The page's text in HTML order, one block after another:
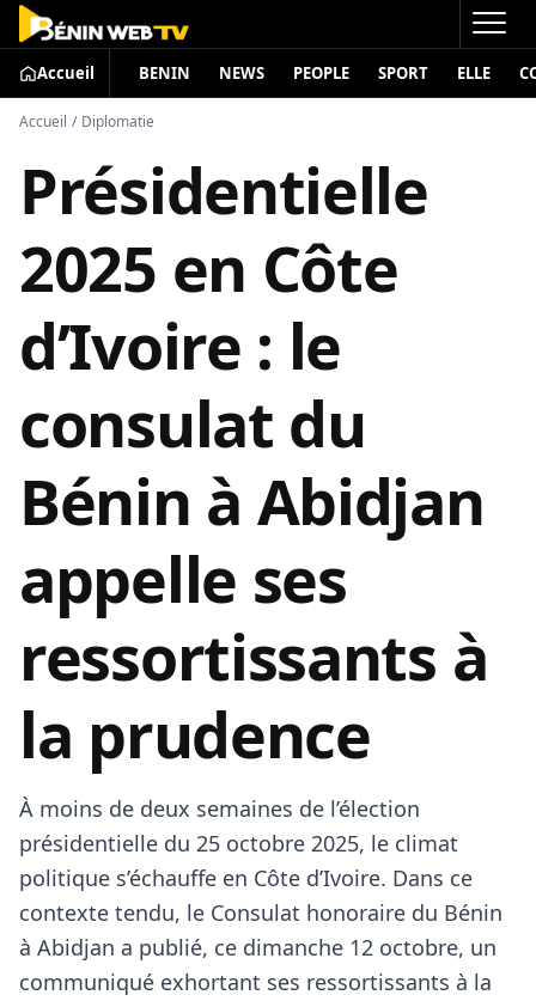
Accueil BENIN NEWS PEOPLE SPORT ELLE
Accueil / Diplomatie
Présidentielle
2025 en Côte
d’Ivoire : le
consulat du
Bénin à Abidjan
appelle ses
ressortissants à
la prudence
À moins de deux semaines de l’élection
présidentielle du 25 octobre 2025, le climat
politique s’échauffe en Côte d’Ivoire. Dans ce
contexte tendu, le Consulat honoraire du Bénin
à Abidjan a publié, ce dimanche 12 octobre, un
communiqué exhortant ses ressortissants à la